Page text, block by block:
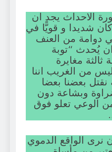
الاحداث يجد ان
كان شديدا و قويًّا في
دوامة من العنف
يُحدث “توبة
مغايرة
من الغريب اننا
نقتل بعضنا بعضا
وبشاعة دون
الوعي تعلو فوق
الواقع الدموي